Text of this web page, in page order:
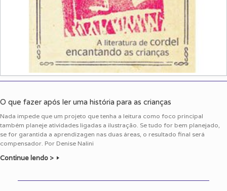
O que fazer após ler uma história para as crianças
Nada impede que um projeto que tenha a leitura como foco principal
também planeje atividades ligadas a ilustração. Se tudo for bem planejado,
se for garantida a aprendizagen nas duas áreas, o resultado final será
compensador. Por Denise Nalini
Continue lendo >